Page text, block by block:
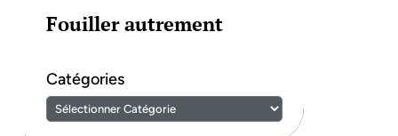
Fouiller autrement
Catégories